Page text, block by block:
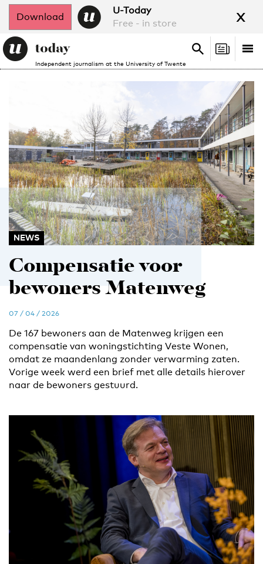
Download
U-Today
Free - in store
x
Independent journalism at the University of Twente
Search
Search
NEWS
Compensatie voor
bewoners Matenweg
07 / 04 / 2026
De 167 bewoners aan de Matenweg krijgen een
compensatie van woningstichting Veste Wonen,
omdat ze maandenlang zonder verwarming zaten.
Vorige week werd een brief met alle details hierover
naar de bewoners gestuurd.